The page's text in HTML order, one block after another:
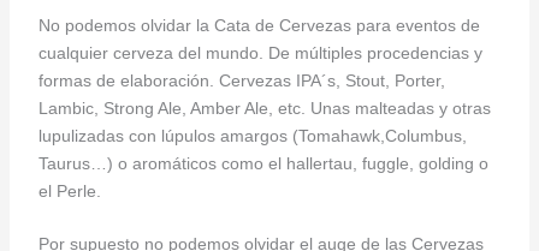
No podemos olvidar la Cata de Cervezas para eventos de
cualquier cerveza del mundo. De múltiples procedencias y
formas de elaboración. Cervezas IPA´s, Stout, Porter,
Lambic, Strong Ale, Amber Ale, etc. Unas malteadas y otras
lupulizadas con lúpulos amargos (Tomahawk,Columbus,
Taurus…) o aromáticos como el hallertau, fuggle, golding o
el Perle.
Por supuesto no podemos olvidar el auge de las Cervezas